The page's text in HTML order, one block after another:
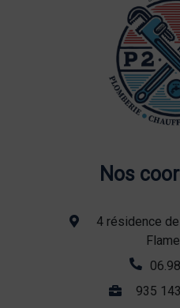
Nos
4 résidence
935